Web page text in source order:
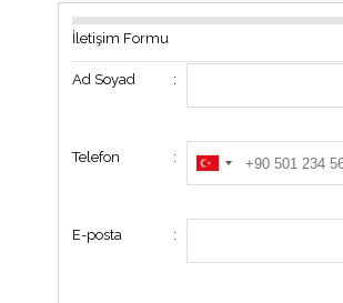
İletişim Formu
Ad Soyad :
Telefon :
E-posta :